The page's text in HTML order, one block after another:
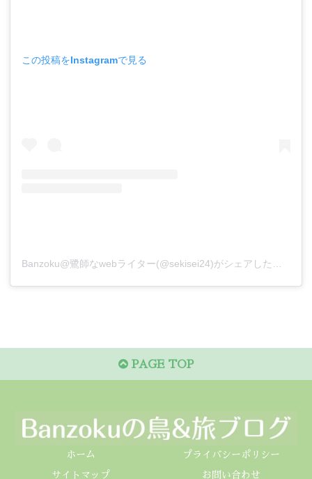
この投稿をInstagramで見る
PAGE TOP
ホーム プライバシーポリシー
サイトマップ お問い合わせ